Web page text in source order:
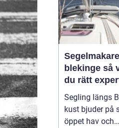
blekinge så väljer
du rätt
segelbåt
Segling längs
kust bjuder på
öppet hav och